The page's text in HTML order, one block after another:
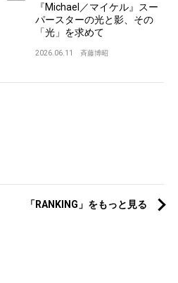
『Michael／マイケル』スー
パースターの光と影、その
「光」を求めて
2026.06.11 斉藤博昭
「RANKING」をもっと見る